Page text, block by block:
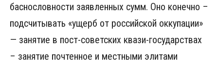
баснословности заявленных сумм. Оно конечно –
подсчитывать «ущерб от российской оккупации»
— занятие в пост-советских квази-государствах
– занятие почтенное и местными элитами